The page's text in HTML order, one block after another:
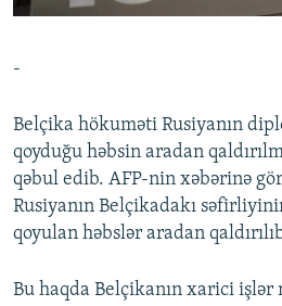
BIZIMLƏ ƏLAQƏ
XƏBƏR BÜLLETENLƏRIMIZ
-
Belçika hökuməti Rusiyanın
qoyduğu həbsin aradan
qəbul edib. AFP-nin xəbərinə
Rusiyanın Belçikadakı
qoyulan həbslər aradan
Bu haqda Belçikanın xarici